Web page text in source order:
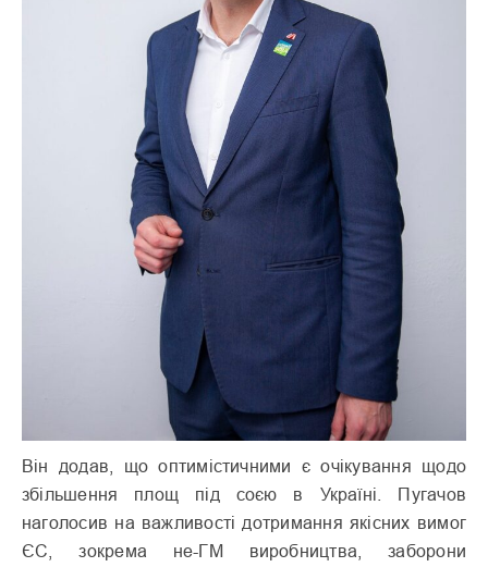
Він додав, що оптимістичними є очікування щодо
збільшення площ під соєю в Україні. Пугачов
наголосив на важливості дотримання якісних вимог
ЄС, зокрема не-ГМ виробництва, заборони